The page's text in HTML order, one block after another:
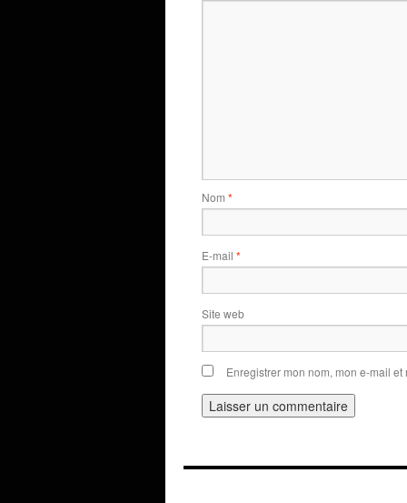
Nom *
E-mail *
Site web
Enregistrer mon nom, mon e-mail